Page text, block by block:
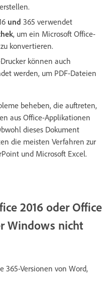
und 365 verwendet
, um ein Microsoft Office-
konvertieren.
können auch
werden, um PDF-Dateien
beheben, die auftreten,
aus Office-Applikationen
dieses Dokument
die meisten Verfahren zur
und Microsoft Excel.
2016 oder Office
Windows nicht
365-Versionen von Word,